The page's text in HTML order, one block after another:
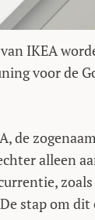
IKEA
voor de
de
alleen
stap om